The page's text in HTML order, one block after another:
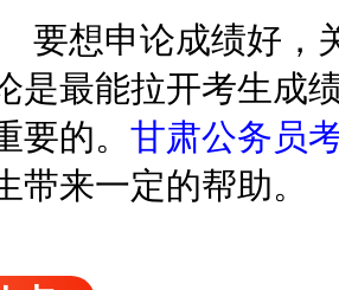
要想申论成绩好，
是最能拉开考生成
要的。 甘肃公务员
带来一定的帮助。